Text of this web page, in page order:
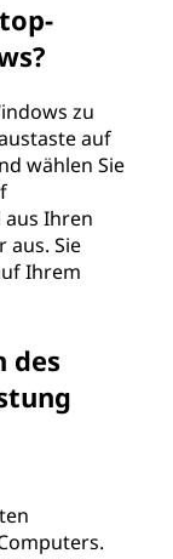
zu
auf
wählen Sie
aus Ihren
aus. Sie
Ihrem
des